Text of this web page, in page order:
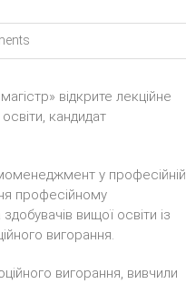
відкрите лекційне
кандидат
у професійній
професійному
вищої освіти із
вигорання.
вигорання, вивчили